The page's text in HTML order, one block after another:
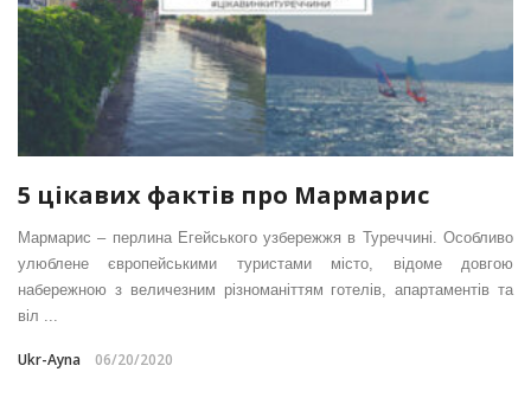
5 цікавих фактів про Мармарис
Мармарис – перлина Егейського узбережжя в Туреччині. Особливо
улюблене європейськими туристами місто, відоме довгою
набережною з величезним різноманіттям готелів, апартаментів та
віл ...
Ukr-Ayna 06/20/2020